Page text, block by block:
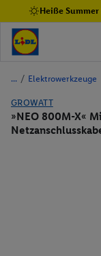
Heiße
/ Elektrowerkzeuge
GROWATT
»NEO 800M-X«